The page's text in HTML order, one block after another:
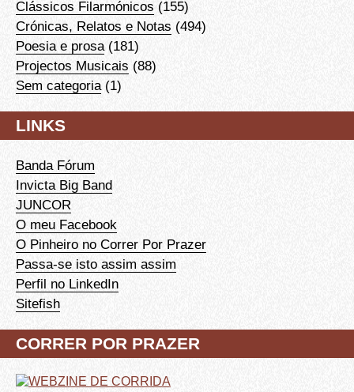
Clássicos Filarmónicos (155)
Crónicas, Relatos e Notas (494)
Poesia e prosa (181)
Projectos Musicais (88)
Sem categoria (1)
LINKS
Banda Fórum
Invicta Big Band
JUNCOR
O meu Facebook
O Pinheiro no Correr Por Prazer
Passa-se isto assim assim
Perfil no LinkedIn
Sitefish
CORRER POR PRAZER